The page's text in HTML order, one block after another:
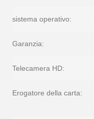
sistema operativo:
Garanzia:
Telecamera HD:
Erogatore della carta: